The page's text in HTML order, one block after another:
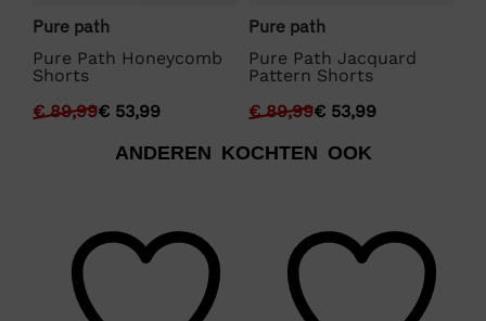
Pure path
Pure Path Honeycomb
Shorts
€89,99€ 53,99
Pure path
Pure Path Jacquard
Pattern Shorts
€89,99€ 53,99
ANDEREN KOCHTEN OOK